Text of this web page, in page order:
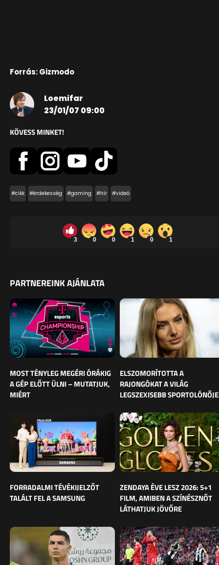
Forrás: Gizmodo
Loemifar
23/01/07 09:00
KÖVESS MINKET!
#cikk #érdekesség #gaming #hír #videó
3 0 0 1 0 1
PARTNEREINK AJÁNLATA
MOST TÉNYLEG MEGÉRI ÓRÁKIG
A GÉP ELŐTT ÜLNI – MUTATJUK,
MIÉRT
ELSZOMORÍTOTTA A
RAJONGÓKAT A VILÁG
LEGSZEXISEBB SPORTOLÓNŐJE
FORRADALMI TÉVÉKIJELZŐT
TALÁLT FEL A SAMSUNG
ZENDAYA ÉVE LESZ 2026: 5+1
FILM, AMIBEN A SZÍNÉSZNŐT
LÁTHATJUK JÖVŐRE